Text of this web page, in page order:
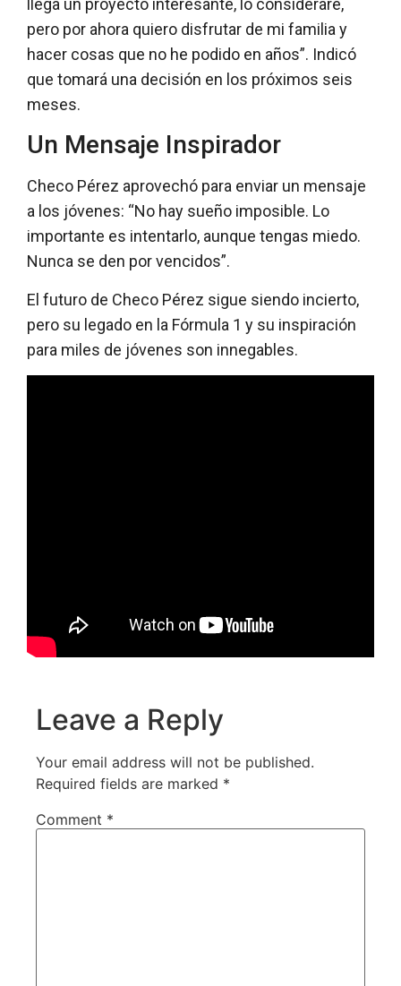
llega un proyecto interesante, lo consideraré,
pero por ahora quiero disfrutar de mi familia y
hacer cosas que no he podido en años”. Indicó
que tomará una decisión en los próximos seis
meses.
Un Mensaje Inspirador
Checo Pérez aprovechó para enviar un mensaje
a los jóvenes: “No hay sueño imposible. Lo
importante es intentarlo, aunque tengas miedo.
Nunca se den por vencidos”.
El futuro de Checo Pérez sigue siendo incierto,
pero su legado en la Fórmula 1 y su inspiración
para miles de jóvenes son innegables.
Leave a Reply
Your email address will not be published.
Required fields are marked *
Comment *